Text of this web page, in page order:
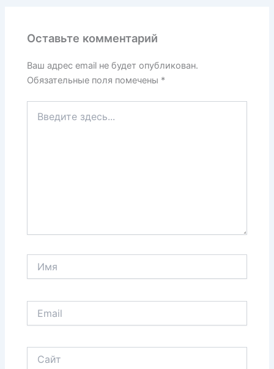
Оставьте комментарий
Ваш адрес email не будет опубликован.
Обязательные поля помечены *
здесь...